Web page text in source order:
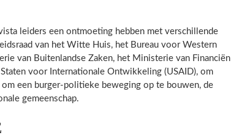
leiders een ontmoeting hebben met verschillende
van het Witte Huis, het Bureau voor Western
van Buitenlandse Zaken, het Ministerie van Financiën
voor Internationale Ontwikkeling (USAID), om
een burger-politieke beweging op te bouwen, de
gemeenschap.